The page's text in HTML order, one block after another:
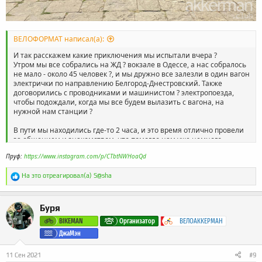
ВЕЛОФОРМАТ написал(а):
И так расскажем какие приключения мы испытали вчера ?
Утром мы все собрались на ЖД ? вокзале в Одессе, а нас собралось
не мало - около 45 человек ?, и мы дружно все залезли в один вагон
электрички по направлению Белгород-Днестровский. Также
договорились с проводниками и машинистом ? электропоезда,
чтобы подождали, когда мы все будем вылазить с вагона, на
нужной нам станции ?
В пути мы находились где-то 2 часа, и это время отлично провели
за общением и знакомством, что помогло нам уже немного
В 10:47 мы прибыли на станцию Прибрежное, где нас уже ждали
наши друзья изВЕЛОАККЕРМАН
И сразу с платформы, неожиданно для всех, мы поехали через
положило основу для атмосферы всей поездки и осознание того,
что дальше будет интересно ?
Далее по этой же старой Шабской дороге мы поехали вдоль
виноградников ? и в один момент свернули на просёлочную дорогу
(параллельно старой Шабской), которая включала в себя
Пруф: https://www.instagram.com/p/CTbtNWHoaQd
Р
а
к
ц
и
и
На это отреагировал(а) S@sha
Буря
BIKEMAN Организатор
ВЕЛОАККЕРМАН
ДжаМэн
11 Сен 2021 #9